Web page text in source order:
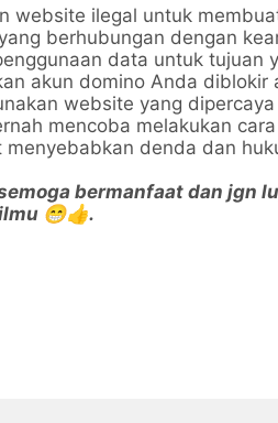
website ilegal untuk
berhubungan dengan
data untuk tujuan
akun domino Anda
website yang
mencoba melakukan
denda dan
bermanfaat dan jgn
😁👍.